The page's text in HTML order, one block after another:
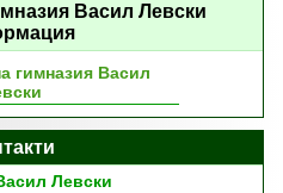
Васил Левски
гимназия Васил
Левски